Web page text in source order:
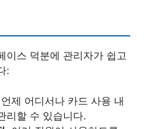
이스 덕분에 관리자가 쉽고
:
제 어디서나 카드 사용 내
리할 수 있습니다.